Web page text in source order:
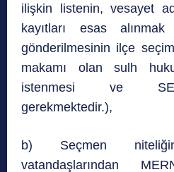
ilişkin listenin, vesayet
kayıtları esas alınmak
gönderilmesinin ilçe
makamı olan sulh
istenmesi ve
gerekmektedir.),
b) Seçmen
vatandaşlarından